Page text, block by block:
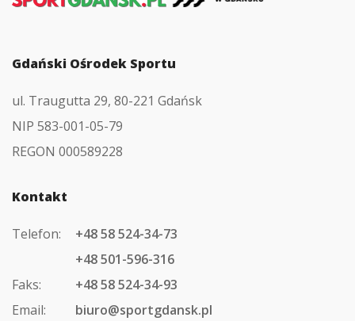
głównej
Gdański Ośrodek Sportu
ul. Traugutta 29, 80-221 Gdańsk
NIP 583-001-05-79
REGON 000589228
Kontakt
Telefon:
+48 58 524-34-73
+48 501-596-316
Faks:
+48 58 524-34-93
Email:
biuro@sportgdansk.pl